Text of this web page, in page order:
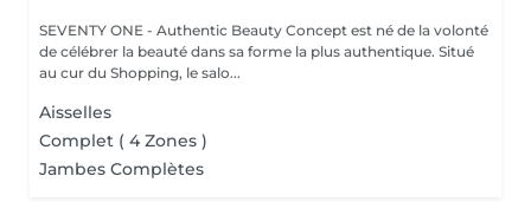
SEVENTY ONE - Authentic Beauty Concept est né de la volonté
de célébrer la beauté dans sa forme la plus authentique. Situé
au cur du Shopping, le salo...
Aisselles
Complet ( 4 Zones )
Jambes Complètes